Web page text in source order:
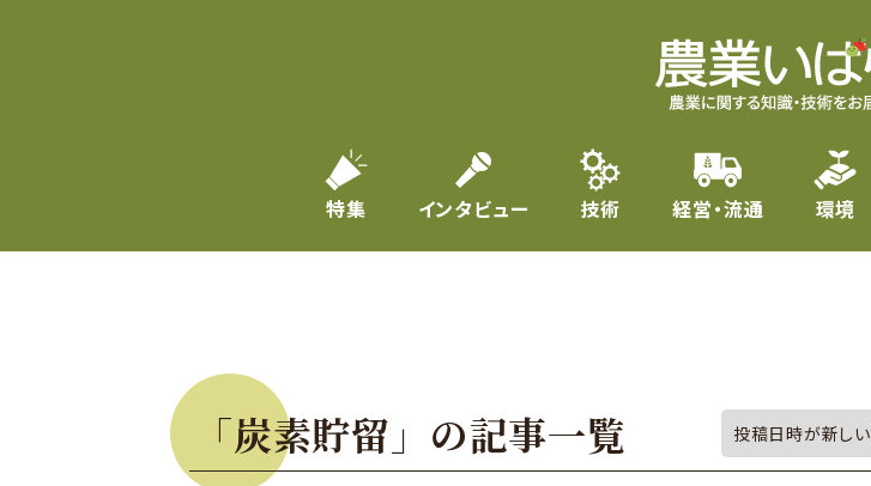
特集 インタビュー 技術 経営・流通 環境
「炭素貯留」の記事一覧